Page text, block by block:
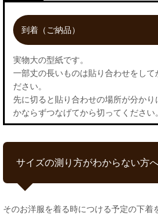
到着（ご納品）
実物大の型紙です。
一部丈の長いものは貼り合わせをして
ださい。
先に切ると貼り合わせの場所が分かり
かならずつなげてから切ってください。
サイズの測り方がわからない方
そのお洋服を着る時につける予定の下着